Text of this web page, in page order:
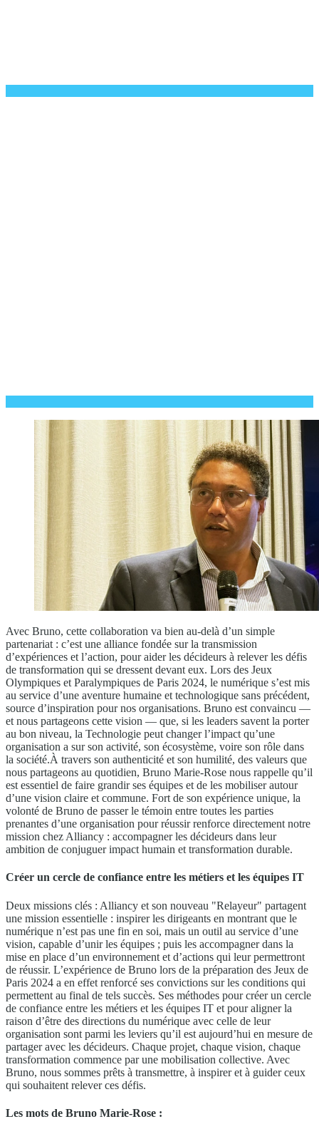
Avec Bruno, cette collaboration va bien au-delà d’un simple
partenariat : c’est une alliance fondée sur la transmission
d’expériences et l’action, pour aider les décideurs à relever les défis
de transformation qui se dressent devant eux. Lors des Jeux
Olympiques et Paralympiques de Paris 2024, le numérique s’est mis
au service d’une aventure humaine et technologique sans précédent,
source d’inspiration pour nos organisations. Bruno est convaincu —
et nous partageons cette vision — que, si les leaders savent la porter
au bon niveau, la Technologie peut changer l’impact qu’une
organisation a sur son activité, son écosystème, voire son rôle dans
la société.À travers son authenticité et son humilité, des valeurs que
nous partageons au quotidien, Bruno Marie-Rose nous rappelle qu’il
est essentiel de faire grandir ses équipes et de les mobiliser autour
d’une vision claire et commune. Fort de son expérience unique, la
volonté de Bruno de passer le témoin entre toutes les parties
prenantes d’une organisation pour réussir renforce directement notre
mission chez Alliancy : accompagner les décideurs dans leur
ambition de conjuguer impact humain et transformation durable.
Créer un cercle de confiance entre les métiers et les équipes IT
Deux missions clés : Alliancy et son nouveau "Relayeur" partagent
une mission essentielle : inspirer les dirigeants en montrant que le
numérique n’est pas une fin en soi, mais un outil au service d’une
vision, capable d’unir les équipes ; puis les accompagner dans la
mise en place d’un environnement et d’actions qui leur permettront
de réussir. L’expérience de Bruno lors de la préparation des Jeux de
Paris 2024 a en effet renforcé ses convictions sur les conditions qui
permettent au final de tels succès. Ses méthodes pour créer un cercle
de confiance entre les métiers et les équipes IT et pour aligner la
raison d’être des directions du numérique avec celle de leur
organisation sont parmi les leviers qu’il est aujourd’hui en mesure de
partager avec les décideurs. Chaque projet, chaque vision, chaque
transformation commence par une mobilisation collective. Avec
Bruno, nous sommes prêts à transmettre, à inspirer et à guider ceux
qui souhaitent relever ces défis.
Les mots de Bruno Marie-Rose :